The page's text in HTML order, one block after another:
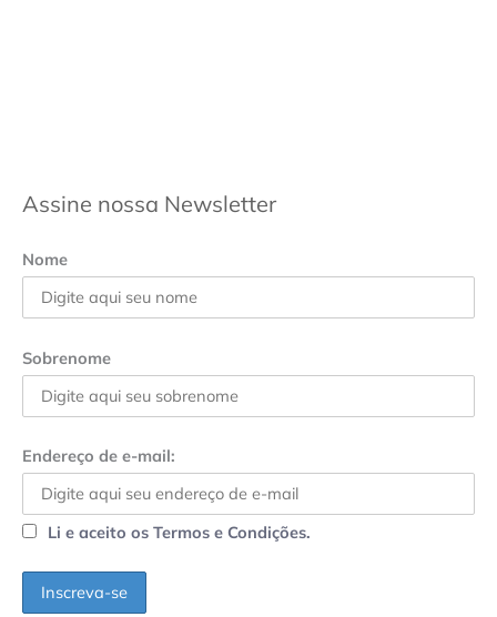
Assine nossa Newsletter
Nome
Sobrenome
Endereço de e-mail:
Li e aceito os Termos e Condições.